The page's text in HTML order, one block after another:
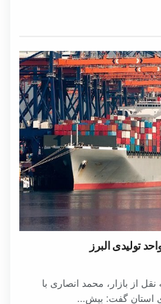
از بازار، محمد انصاری با
استان گفت: بیش...